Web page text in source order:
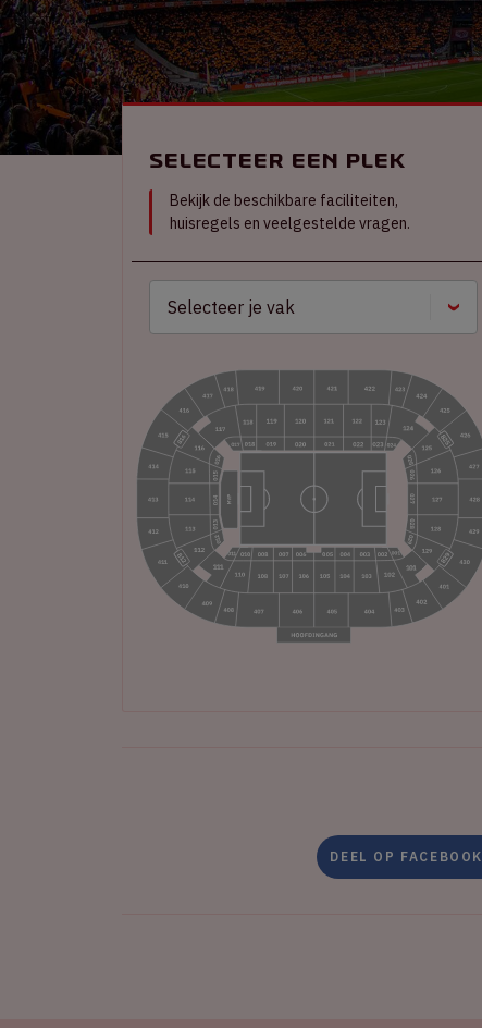
Selecteer een plek
Bekijk de beschikbare faciliteiten,
huisregels en veelgestelde vragen.
DEEL OP FACEBOOK